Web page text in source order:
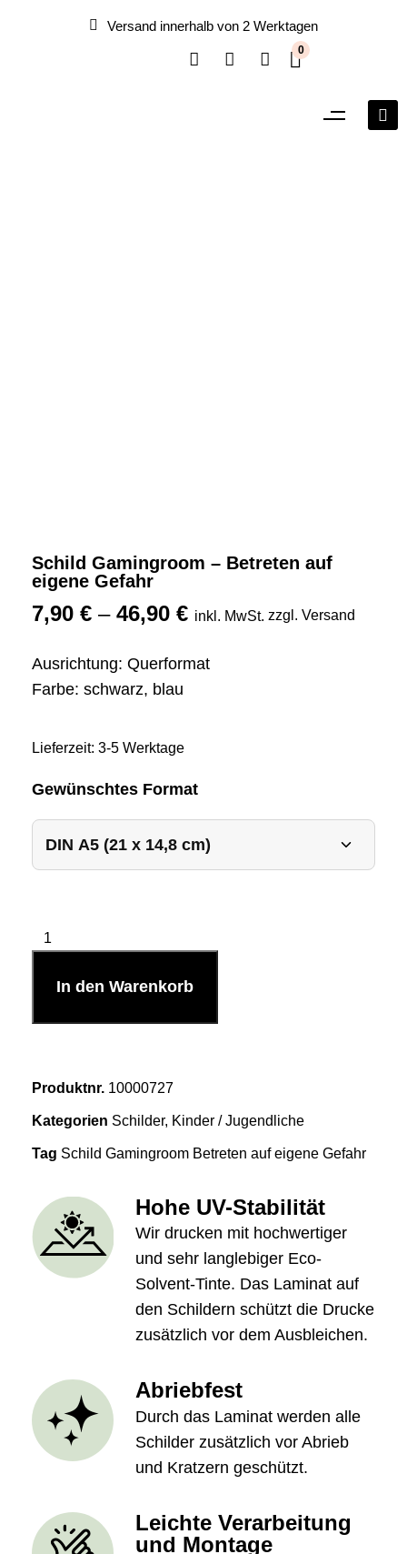
Versand innerhalb von 2 Werktagen
0
Schild Gamingroom – Betreten auf
eigene Gefahr
7,90 € – 46,90 € inkl. MwSt. zzgl. Versand
Ausrichtung: Querformat
Farbe: schwarz, blau
Lieferzeit: 3-5 Werktage
Gewünschtes Format
In den Warenkorb
Produktnr. 10000727
Kategorien Schilder, Kinder / Jugendliche
Tag Schild Gamingroom Betreten auf eigene Gefahr
Hohe UV-Stabilität
Wir drucken mit hochwertiger
und sehr langlebiger Eco-
Solvent-Tinte. Das Laminat auf
den Schildern schützt die Drucke
zusätzlich vor dem Ausbleichen.
Abriebfest
Durch das Laminat werden alle
Schilder zusätzlich vor Abrieb
und Kratzern geschützt.
Leichte Verarbeitung
und Montage